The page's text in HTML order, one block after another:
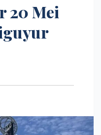
20 Mei